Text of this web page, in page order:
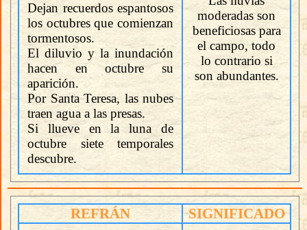
Dejan recuerdos espantosos
los octubres que comienzan
tormentosos.
El diluvio y la inundación
hacen en octubre su
aparición.
Por Santa Teresa, las nubes
traen agua a las presas.
Si llueve en la luna de
octubre siete temporales
descubre.
moderadas son
beneficiosas para
el campo, todo
lo contrario si
son abundantes.
REFRÁN SIGNIFICADO